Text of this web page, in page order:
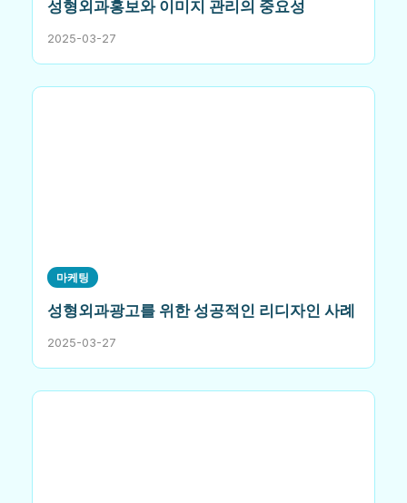
성형외과홍보와 이미지 관리의 중요성
2025-03-27
마케팅
성형외과광고를 위한 성공적인 리디자인 사례
2025-03-27